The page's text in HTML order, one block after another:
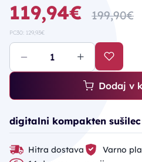
119,94€ 199,90€
PC30: 129,93€
Dodaj v
digitalni kompakten
Hitra dostava
Varno